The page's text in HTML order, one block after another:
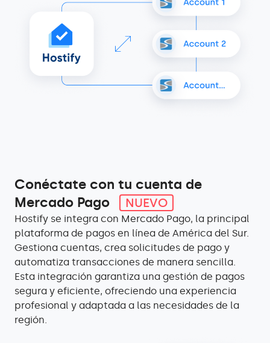
Conéctate con tu cuenta de
Mercado Pago
NUEVO
Hostify se integra con Mercado Pago, la principal
plataforma de pagos en línea de América del Sur.
Gestiona cuentas, crea solicitudes de pago y
automatiza transacciones de manera sencilla.
Esta integración garantiza una gestión de pagos
segura y eficiente, ofreciendo una experiencia
profesional y adaptada a las necesidades de la
región.